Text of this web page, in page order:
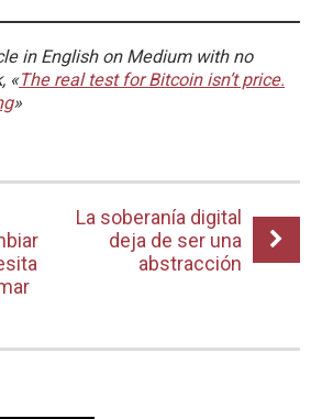
in English on Medium with no
«The real test for Bitcoin isn’t price.
»
La soberanía digital
deja de ser una
abstracción